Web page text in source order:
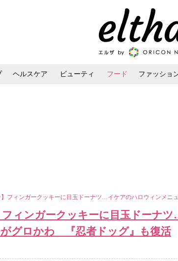
ヘルスケア ビューティ フード ファッショ
】フィンガークッキーに目玉ドーナツ…イケアのハロウィンメ
フィンガークッキーに目玉ドーナ
グロかわ 『忍者ドッグ』も復活